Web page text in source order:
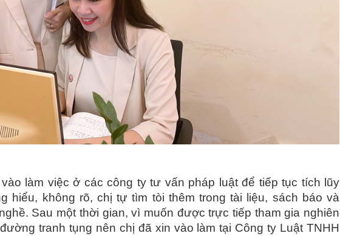
làm việc ở các công ty tư vấn pháp luật để tiếp tục tích lũy
hiểu, không rõ, chị tự tìm tòi thêm trong tài liệu, sách báo và
Sau một thời gian, vì muốn được trực tiếp tham gia nghiên
tranh tụng nên chị đã xin vào làm tại Công ty Luật TNHH